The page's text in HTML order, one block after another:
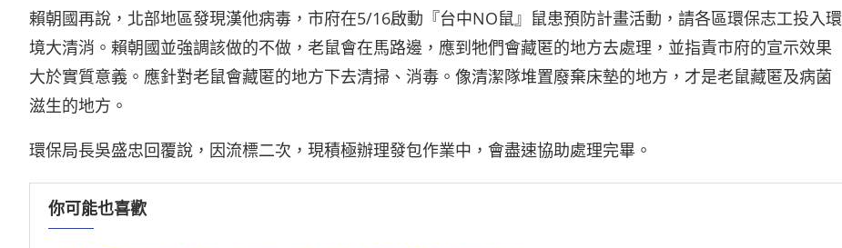
賴朝國再說，北部地區發現漢他病毒，市府在5/16啟動『台中NO鼠』鼠患預防計畫活動，請各區環保志工投入環
境大清消。賴朝國並強調該做的不做，老鼠會在馬路邊，應到牠們會藏匿的地方去處理，並指責市府的宣示效果
大於實質意義。應針對老鼠會藏匿的地方下去清掃、消毒。像清潔隊堆置廢棄床墊的地方，才是老鼠藏匿及病菌
滋生的地方。
環保局長吳盛忠回覆說，因流標二次，現積極辦理發包作業中，會盡速協助處理完畢。
你可能也喜歡